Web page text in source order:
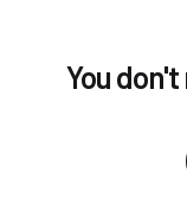
You